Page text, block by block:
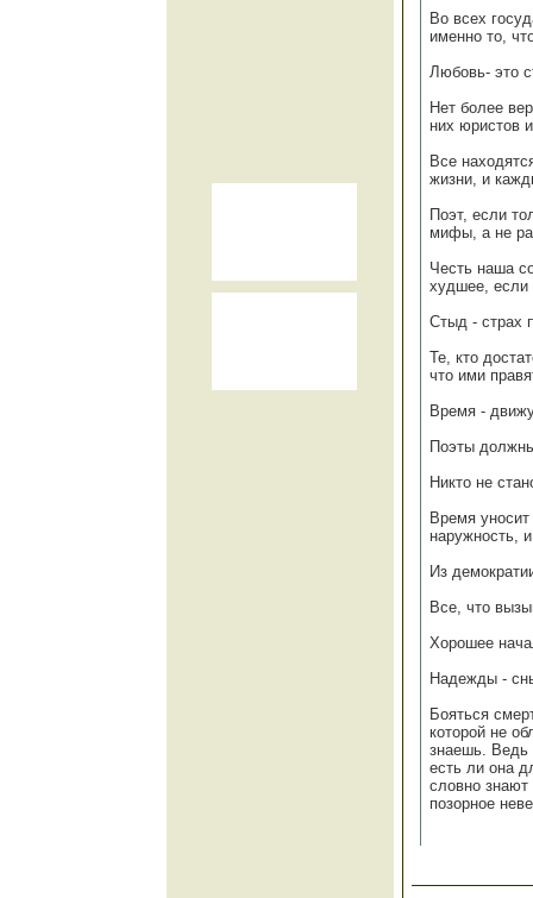
Во всех
именно то,
Любовь- это
Нет более
них юристов
Все
жизни, и
Поэт, если
мифы, а не
Честь наша
худшее, если
Стыд - страх
Те, кто
что ими
Время -
Поэты
Никто не
Время
наружность,
Из
Все, что
Хорошее
Надежды -
Бояться
которой не
знаешь. Ведь
есть ли она
словно
позорное